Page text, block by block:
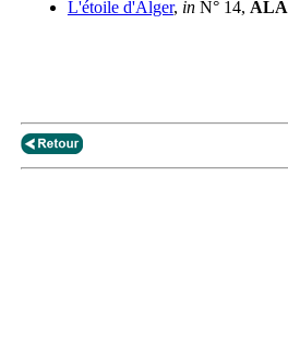
L'étoile d'Alger, inN° 14, ALA